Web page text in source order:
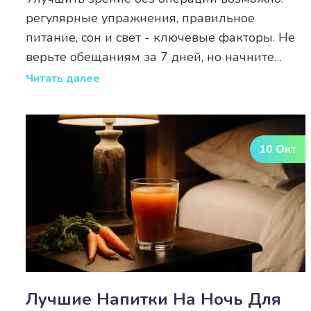
Операции
регулярные упражнения, правильное
питание, сон и свет - ключевые факторы. Не
верьте обещаниям за 7 дней, но начните
заботиться о глазах - и вы заметите разницу
Читать далее
10 Окт
Лучшие Напитки На Ночь Для